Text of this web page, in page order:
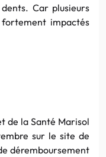
Car plusieurs
impactés
de la Santé Marisol
sur le site de
déremboursement